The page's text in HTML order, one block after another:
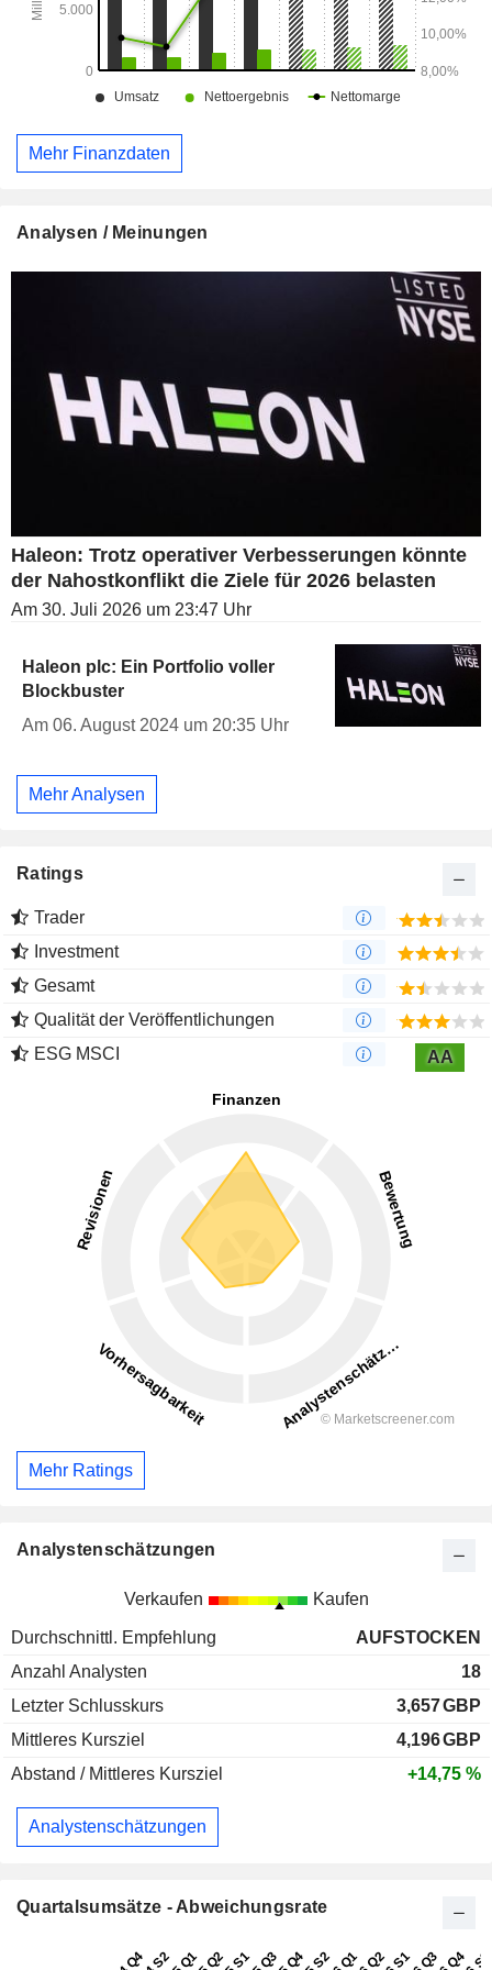
Mehr Finanzdaten
Analysen / Meinungen
Haleon: Trotz operativer Verbesserungen könnte
der Nahostkonflikt die Ziele für 2026 belasten
Am 30. Juli 2026 um 23:47 Uhr
Haleon plc: Ein Portfolio voller
Blockbuster
Am 06. August 2024 um 20:35 Uhr
Mehr Analysen
Ratings
Trader
Investment
Gesamt
Qualität der Veröffentlichungen
ESG MSCI
AA
Mehr Ratings
Analystenschätzungen
Verkaufen Kaufen
Durchschnittl. Empfehlung
AUFSTOCKEN
Anzahl Analysten
18
Letzter Schlusskurs
3,657GBP
Mittleres Kursziel
4,196GBP
Abstand / Mittleres Kursziel
+14,75 %
Analystenschätzungen
Quartalsumsätze - Abweichungsrate